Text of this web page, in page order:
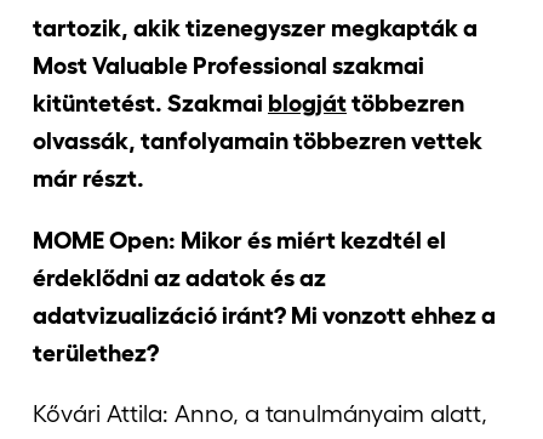
tartozik, akik tizenegyszer megkapták a
Most Valuable Professional szakmai
kitüntetést. Szakmai blogjáttöbbezren
olvassák, tanfolyamain többezren vettek
már részt.
MOME Open: Mikor és miért kezdtél el
érdeklődni az adatok és az
adatvizualizáció iránt? Mi vonzott ehhez a
területhez?
Kővári Attila: Anno, a tanulmányaim alatt,